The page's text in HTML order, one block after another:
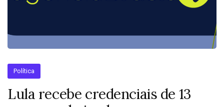
Política
Lula recebe credenciais de 13